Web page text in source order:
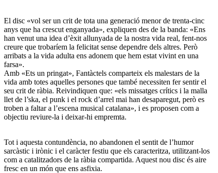
El disc «vol ser un crit de tota una generació menor de trenta-cinc
anys que ha crescut enganyada», expliquen des de la banda: «Ens
han venut una idea d’èxit allunyada de la nostra vida real, fent-nos
creure que trobaríem la felicitat sense dependre dels altres. Però
arribats a la vida adulta ens adonem que hem estat vivint en una
farsa».
Amb «Ets un pringat», Fantàctels comparteix els malestars de la
vida amb totes aquelles persones que també necessiten fer sentir el
seu crit de ràbia. Reivindiquen que: «els missatges crítics i la malla
llet de l’ska, el punk i el rock d’arrel mai han desaparegut, però es
troben a faltar a l’escena musical catalana», i es proposen com a
objectiu reviure-la i deixar-hi empremta.
Tot i aquesta contundència, no abandonen el sentit de l’humor
sarcàstic i irònic i el caràcter festiu que els caracteritza, utilitzant-los
com a catalitzadors de la ràbia compartida. Aquest nou disc és aire
fresc en un món que ens asfixia.